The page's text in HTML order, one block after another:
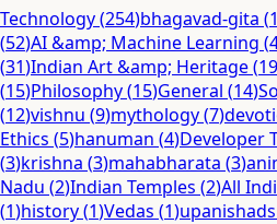
Technology(254)bhagavad-gita (
(52)AI &amp; Machine Learning (
(31)Indian Art &amp; Heritage(19
(15)Philosophy(15)General (14)
(12)vishnu (9)mythology(7)
Ethics (5)hanuman (4)Developer
(3)krishna (3)mahabharata (3)
Nadu (2)Indian Temples (2)All
(1)history(1)Vedas (1)upanishads